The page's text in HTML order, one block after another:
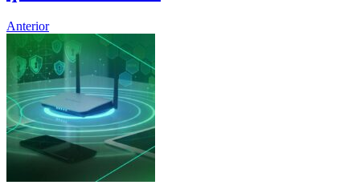
Anterior